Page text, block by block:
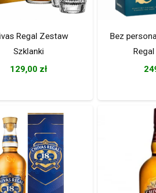
Regal Zestaw
Szklanki
129,00 zł
Bez